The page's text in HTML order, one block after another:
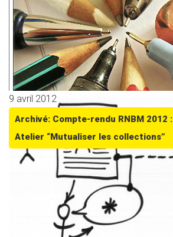
9 avril 2012
Archivé: Compte-rendu RNBM 2012 :
Atelier “Mutualiser les collections”